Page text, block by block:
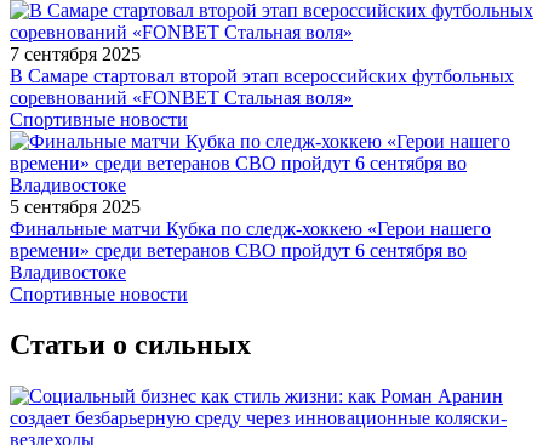
7 сентября 2025
В Самаре стартовал второй этап всероссийских футбольных
соревнований «FONBET Стальная воля»
Спортивные новости
5 сентября 2025
Финальные матчи Кубка по следж-хоккею «Герои нашего
времени» среди ветеранов СВО пройдут 6 сентября во
Владивостоке
Спортивные новости
Статьи о сильных